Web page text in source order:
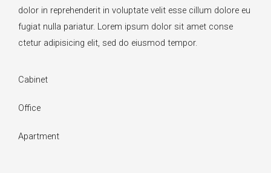
dolor in reprehenderit in voluptate velit esse cillum dolore eu
fugiat nulla pariatur. Lorem ipsum dolor sit amet conse
ctetur adipisicing elit, sed do eiusmod tempor.
Cabinet
Office
Apartment